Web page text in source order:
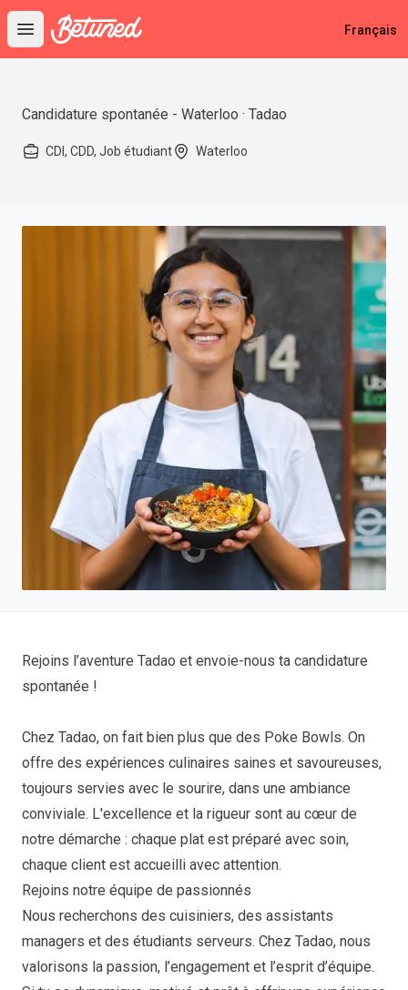
Open main menu
Betuned Français
Candidature spontanée - Waterloo · Tadao
CDI, CDD, Job étudiant Waterloo
Rejoins l’aventure Tadao et envoie-nous ta candidature
spontanée !
Chez Tadao, on fait bien plus que des Poke Bowls. On
offre des expériences culinaires saines et savoureuses,
toujours servies avec le sourire, dans une ambiance
conviviale. L'excellence et la rigueur sont au cœur de
notre démarche : chaque plat est préparé avec soin,
chaque client est accueilli avec attention.
Rejoins notre équipe de passionnés
Nous recherchons des cuisiniers, des assistants
managers et des étudiants serveurs. Chez Tadao, nous
valorisons la passion, l’engagement et l’esprit d’équipe.